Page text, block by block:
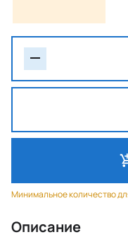
Минимальное количество
Описание